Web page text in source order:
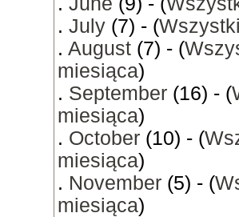
. July (7) - (
. August (7) - (
miesiąca)
. September (16) - (
miesiąca)
. October (10) - (
miesiąca)
. November (5) - (
miesiąca)